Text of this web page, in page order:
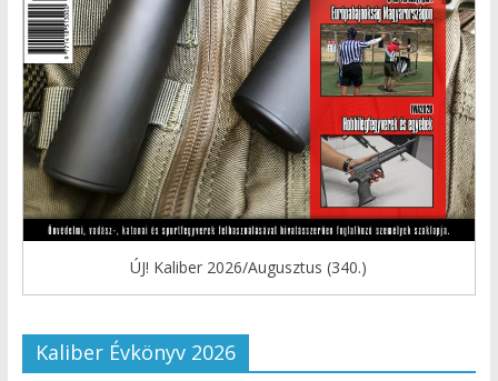
ÚJ! Kaliber 2026/Augusztus (340.)
Kaliber Évkönyv 2026